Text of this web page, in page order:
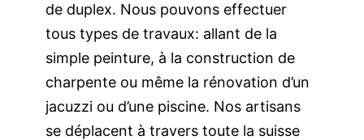
de duplex. Nous pouvons effectuer
tous types de travaux: allant de la
simple peinture, à la construction de
charpente ou même la rénovation d’un
jacuzziou d’une piscine. Nos artisans
se déplacent à travers toute la suisse